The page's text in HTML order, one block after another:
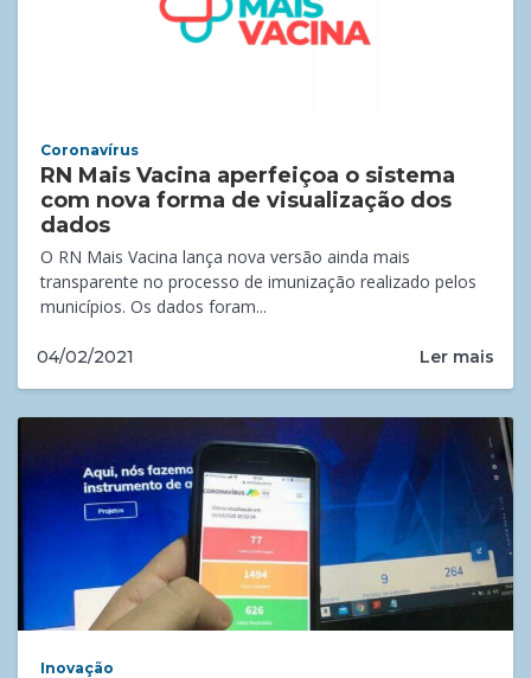
Coronavírus
RN Mais Vacina aperfeiçoa o sistema
com nova forma de visualização dos
dados
O RN Mais Vacina lança nova versão ainda mais
transparente no processo de imunização realizado pelos
municípios. Os dados foram...
04/02/2021 Ler mais
Inovação